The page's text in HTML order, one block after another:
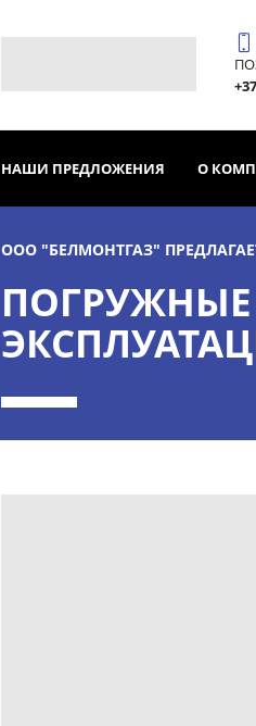
НАШИ ПРЕДЛОЖЕНИЯ О
ООО "БЕЛМОНТГАЗ"